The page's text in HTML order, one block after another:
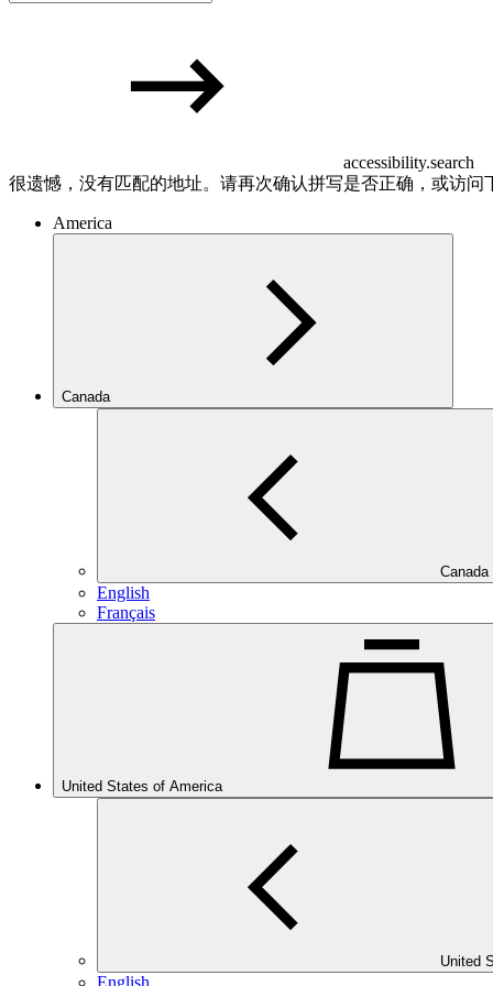
accessibility.search
很遗憾，没有匹配的地址。请再次确认拼写是否正确，或访问
America
Canada
Canada
English
Français
United States of America
United
English